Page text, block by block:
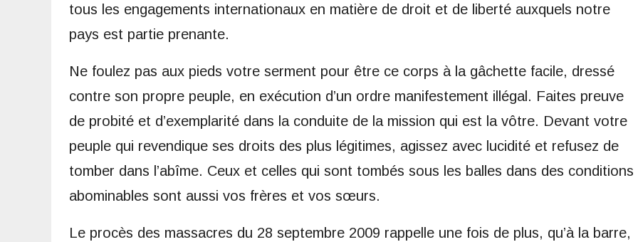
tous les engagements internationaux en matière de droit et de liberté auxquels notre
pays est partie prenante.
Ne foulez pas aux pieds votre serment pour être ce corps à la gâchette facile, dressé
contre son propre peuple, en exécution d’un ordre manifestement illégal. Faites preuve
de probité et d’exemplarité dans la conduite de la mission qui est la vôtre. Devant votre
peuple qui revendique ses droits des plus légitimes, agissez avec lucidité et refusez de
tomber dans l’abîme. Ceux et celles qui sont tombés sous les balles dans des conditions
abominables sont aussi vos frères et vos sœurs.
Le procès des massacres du 28 septembre 2009 rappelle une fois de plus, qu’à la barre,